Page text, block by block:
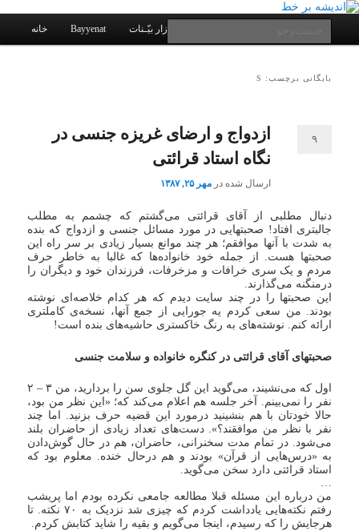
پرش
اصلی
پرش
ثانویه
اندیشه بر خط
یادداشتهای یک معلم در باب زندگی، اخلاق، اخبار، علم و سیاست
فهرست
خانه Bayyenat نرم افزار بیّـنات
بایگانی برچسب: S
ازدواج و ارضای غریزه جنسی در
نگاه استاد قرائتی
ارسال شده درمهر ۲۵, ۱۳۸۷
۹
دنبال مطلبی از آقای قرائتی می‌گشتم که چشمم به مطلب
جالبتری افتاد! صحبتهایی در مورد مسائل جنسی و ازدواج که بنده
به شدت با آنها موافقم؛ هر چند موانع بسیار زیادی بر سر راه این
صحبتها هست. از جمله خود خانواده‌ها که غالبا به خاطر حرف
مردم و یک سری خرافات و مزخرفات، فرزندان خود و دیگران را
درمنگنه می‌گذارند.
این صحبتها را در چند سایت دیدم که هر کدام خلاصه‌ای نوشته
بودند. من سعی کردم یه جورایی از جمع آنها، نسخه‌ی کاملتری
ارائه کنم. نوشته‌های به رنگ خاکستری حاشیه‌های بنده است!
صحبتهای آقای قرائتی در کنگره خانواده و سلامت جنسی
اول که می‌نشیند، می‌گوید این گل جلوی سن را بردارید، من ۳ – ۲
نفر را نمی‌بینم. آخر جلسه هم اعلام می‌کند که؛ «این نظر من بود،
حالا خودتان با هم بنشینید درمورد این قضیه حرف بزنید. اما چند
نفر با نظر من موافقند؟». دست‌های تعداد زیادی از حاضران بلند
می‌شود. در تمام مدت سخنرانی، حاضران، هم در حال گوش‌دادن
به «درس‌هایی از قرآن» بودند و هم درحال خنده. معلوم بود که
استاد قرائتی دارد سخن می‌گوید.
…
من درباره این مسئله قبلا مطالعه جامعی نکرده بودم اما پریشب
رفتم نکته‌هایی یادداشت کردم که چیزی شد نزدیک به ۷۰ نکته. تا
هرجایش را که رسیدم، اینجا می‌گویم و بقیه را شاید کتابش کردم.